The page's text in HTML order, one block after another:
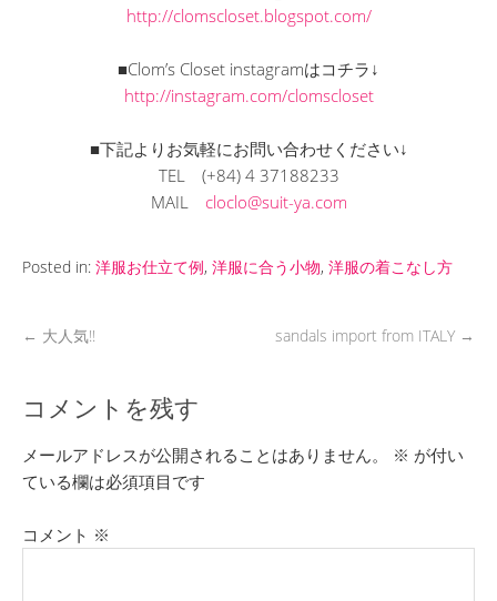
http://clomscloset.blogspot.com/
■Clom’s Closet instagramはコチラ↓
http://instagram.com/clomscloset
■下記よりお気軽にお問い合わせください↓
TEL (+84) 4 37188233
MAIL cloclo@suit-ya.com
Posted in: 洋服お仕立て例, 洋服に合う小物, 洋服の着こなし方
← 大人気!! sandals import from ITALY →
コメントを残す
メールアドレスが公開されることはありません。 ※ が付い
ている欄は必須項目です
コメント ※